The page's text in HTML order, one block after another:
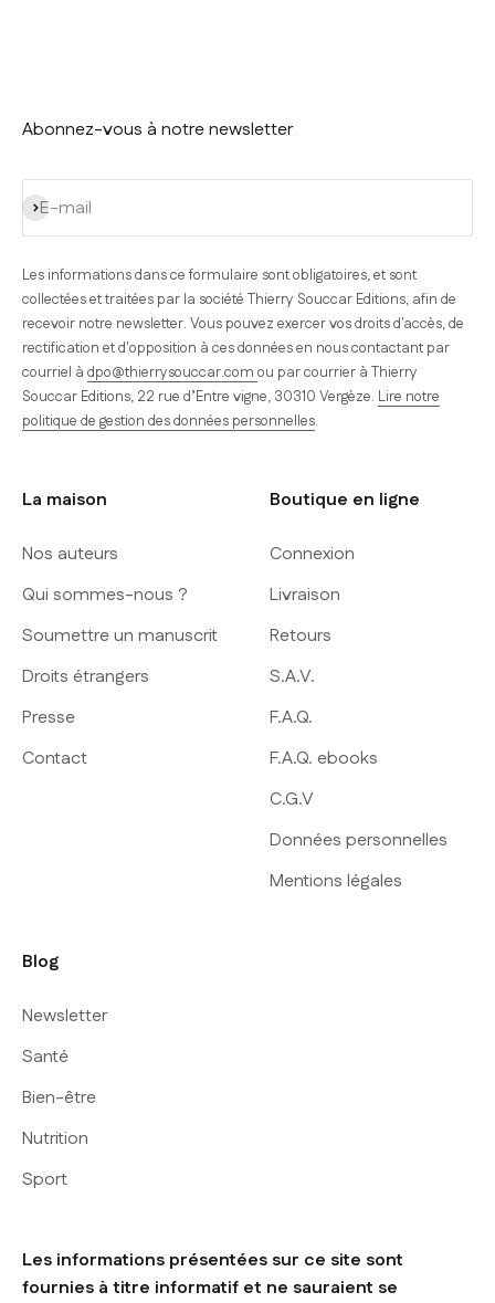
Abonnez-vous à notre newsletter
E-mail
S'inscrire
Les informations dans ce formulaire sont obligatoires, et sont
collectées et traitées par la société Thierry Souccar Editions, afin de
recevoir notre newsletter. Vous pouvez exercer vos droits d'accès, de
rectification et d'opposition à ces données en nous contactant par
courriel à dpo@thierrysouccar.com ou par courrier à Thierry
Souccar Editions, 22 rue d’Entre vigne, 30310 Vergèze. Lire notre
politique de gestion des données personnelles.
La maison
Nos auteurs
Qui sommes-nous ?
Soumettre un manuscrit
Droits étrangers
Presse
Contact
Boutique en ligne
Connexion
Livraison
Retours
S.A.V.
F.A.Q.
F.A.Q. ebooks
C.G.V
Données personnelles
Mentions légales
Blog
Newsletter
Santé
Bien-être
Nutrition
Sport
Les informations présentées sur ce site sont
fournies à titre informatif et ne sauraient se